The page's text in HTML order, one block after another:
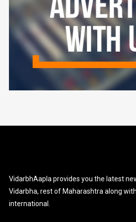
VidarbhAapla provides you the latest
Vidarbha, rest of Maharashtra along
international.